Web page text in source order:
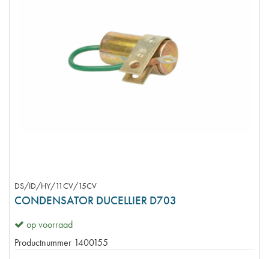
DS/ID/HY/11CV/15CV
CONDENSATOR DUCELLIER D703
op voorraad
Productnummer 1400155